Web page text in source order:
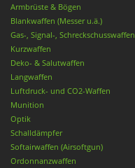
Armbrüste & Bögen
Blankwaffen (Messer u.ä.)
Gas-, Signal-, Schreckschusswaffen
Kurzwaffen
Deko- & Salutwaffen
Langwaffen
Luftdruck- und CO2-Waffen
Munition
Optik
Schalldämpfer
Softairwaffen (Airsoftgun)
Ordonnanzwaffen